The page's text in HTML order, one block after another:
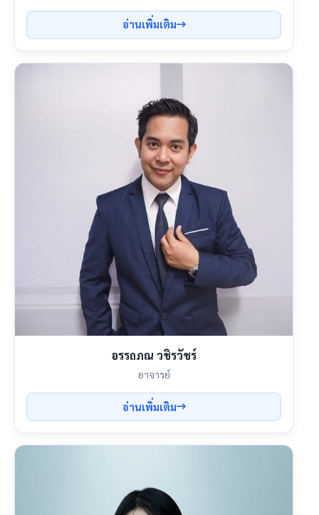
อ่านเพิ่มเติม
อรรถภณ วชิรวัชร์
อาจารย์
อ่านเพิ่มเติม